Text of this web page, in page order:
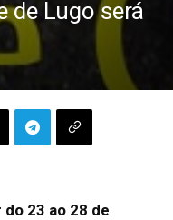
de Lugo será
23 ao 28 de